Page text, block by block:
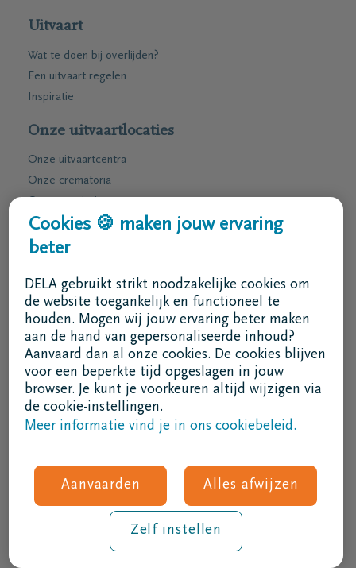
Uitvaart
Wat te doen bij overlijden?
Een uitvaart regelen
Inspiratie
Onze uitvaartlocaties
Onze uitvaartcentra
Onze crematoria
Overlijden melden
078 05 05 78
24/24 - 7/7
Vind een begrafenisondernemer
Onze organisatie
Over DELA
Werken bij DELA
Partner worden van DELA
Juridische informatie
Cookies 🍪 maken jouw ervaring
beter
DELA gebruikt strikt noodzakelijke cookies om
de website toegankelijk en functioneel te
houden. Mogen wij jouw ervaring beter maken
aan de hand van gepersonaliseerde inhoud?
Aanvaard dan al onze cookies. De cookies blijven
voor een beperkte tijd opgeslagen in jouw
browser. Je kunt je voorkeuren altijd wijzigen via
de cookie-instellingen.
Meer informatie vind je in ons cookiebeleid.
Aanvaarden Alles afwijzen
Zelf instellen